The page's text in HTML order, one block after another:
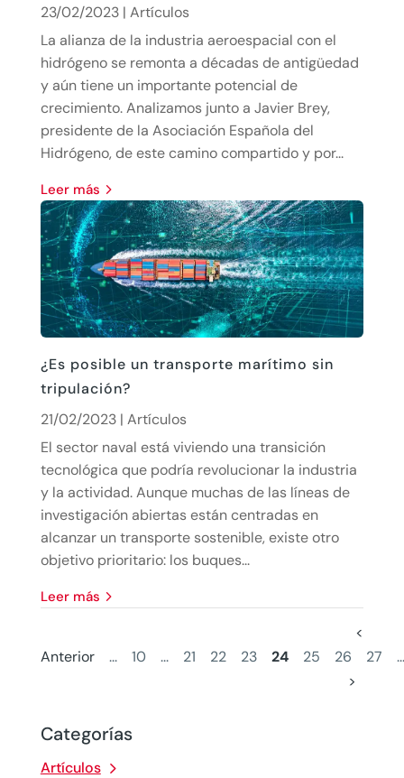
Categorías
Artículos
23/02/2023| Artículos
La alianza de la industria aeroespacial con el
hidrógeno se remonta a décadas de antigüedad
y aún tiene un importante potencial de
crecimiento. Analizamos junto a Javier Brey,
presidente de la Asociación Española del
Hidrógeno, de este camino compartido y por...
leer más
¿Es posible un transporte marítimo sin
tripulación?
21/02/2023| Artículos
El sector naval está viviendo una transición
tecnológica que podría revolucionar la industria
y la actividad. Aunque muchas de las líneas de
investigación abiertas están centradas en
alcanzar un transporte sostenible, existe otro
objetivo prioritario: los buques...
leer más
<
Anterior
... 10 ... 21 22 23 24 25 26 27
...
>